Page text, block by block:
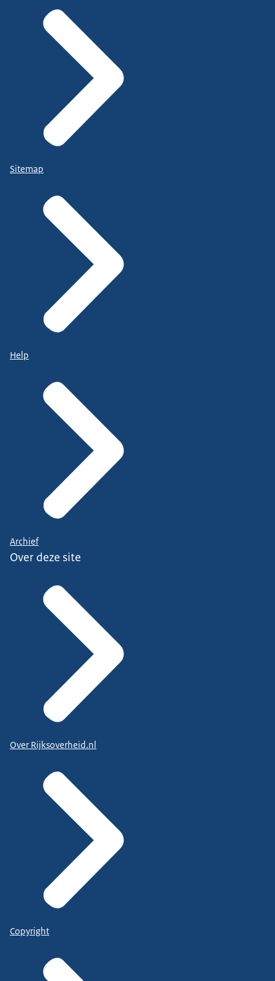
Sitemap
Help
Archief
Over deze site
Over Rijksoverheid.nl
Copyright